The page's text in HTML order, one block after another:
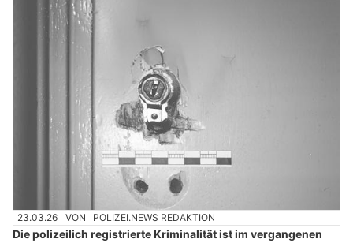
23.03.26 VON POLIZEI.NEWS REDAKTION
Die polizeilich registrierte Kriminalität ist im vergangenen